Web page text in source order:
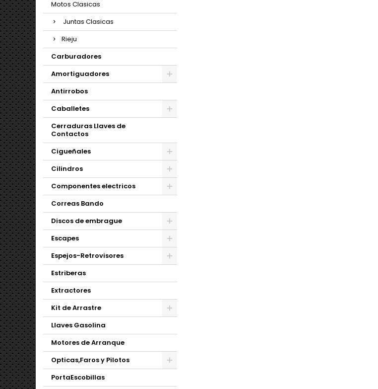
Motos Clasicas
Juntas Clasicas
Rieju
Carburadores
Amortiguadores
Antirrobos
Caballetes
Cerraduras Llaves de
Contactos
Cigueñales
Cilindros
Componentes electricos
Correas Bando
Discos de embrague
Escapes
Espejos-Retrovisores
Estriberas
Extractores
Kit de Arrastre
Llaves Gasolina
Motores de Arranque
Opticas,Faros y Pilotos
PortaEscobillas